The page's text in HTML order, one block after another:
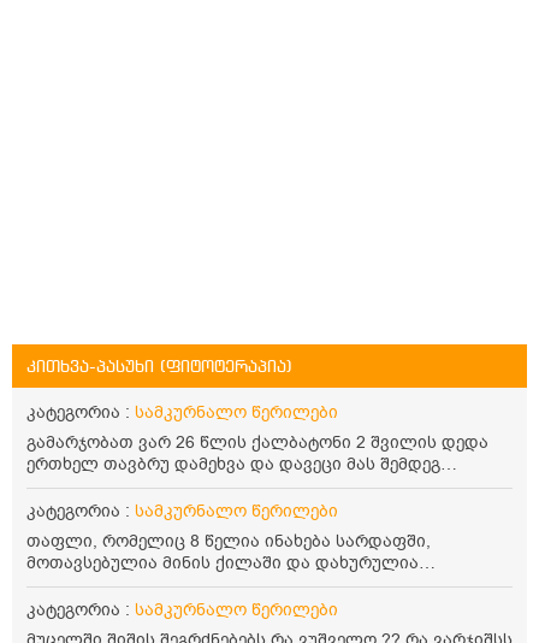
კითხვა-პასუხი (ფიტოტერაპია)
კატეგორია : სამკურნალო წერილები
გამარჯობათ ვარ 26 წლის ქალბატონი 2 შვილის დედა
ერთხელ თავბრუ დამეხვა და დავეცი მას შემდეგ
დამეწყო შიშები ვეღარ გავდიოდი გარეთ რადგან ისევ
ასე ცუდად არ გავხდარიყავი ყურის ანთება მქონდა
მაშინ როგორც გაირკვა მას შემსეგ გავიდა 1 წელზე
მეტინდა კიდე მეხვევა თავბრუ გარეთ გასვილისას
სახლში კარგად ვარ როცა ახსენებენ გარეთ წაავალა
სმაგაზეხ კი ცუდად ვხდებოდი ეხლა როგორმე გავდივარ
ბაღში ჯოხში ზოგჯერ მაქვს შეგრძნება მიწა მეცლება
ფეხებიდან და ჯოხზე უნდა დავეყრდნო აუცილებლად
კატეგორია : სამკურნალო წერილები
თაფლი, რომელიც 8 წელია ინახება სარდაფში,
მოთავსებულია მინის ქილაში და დახურულია
პლასტმასის სახურავით. ექნება თუ არა შენარჩუნებული
სასარგებლო თვისებები და შეიძლება თუ არა მისი
კატეგორია : სამკურნალო წერილები